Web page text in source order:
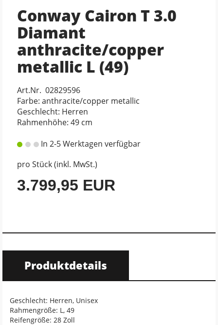
Conway Cairon T 3.0
Diamant
anthracite/copper
metallic L (49)
Art.Nr. 02829596
Farbe: anthracite/copper metallic
Geschlecht: Herren
Rahmenhöhe: 49 cm
In 2-5 Werktagen verfügbar
pro Stück (inkl. MwSt.)
3.799,95 EUR
Produktdetails
Geschlecht: Herren, Unisex
Rahmengröße: L, 49
Reifengröße: 28 Zoll